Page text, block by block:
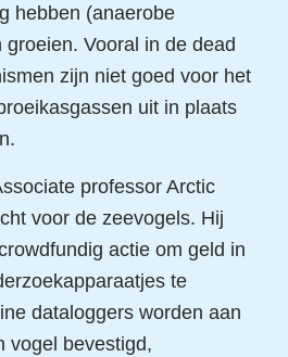
hebben (anaerobe
Vooral in de dead
zijn niet goed voor het
uit in plaats
professor Arctic
voor de zeevogels. Hij
actie om geld in
te
dataloggers worden aan
vogel bevestigd,